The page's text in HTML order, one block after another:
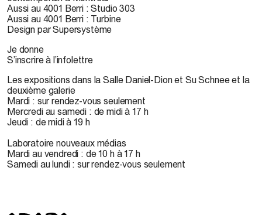
Aussi au 4001 Berri : Studio 303
Aussi au 4001 Berri : Turbine
Design par Supersystème
Je donne
S’inscrire à l’infolettre
Les expositions dans la Salle Daniel-Dion et Su Schnee et la
deuxième galerie
Mardi : sur rendez-vous seulement
Mercredi au samedi : de midi à 17 h
Jeudi : de midi à 19 h
Laboratoire nouveaux médias
Mardi au vendredi : de 10 h à 17 h
Samedi au lundi : sur rendez-vous seulement